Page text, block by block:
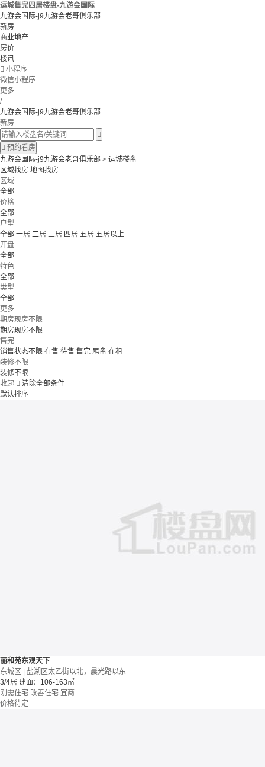
运城售完四居楼盘-九游会国际
九游会国际-j9九游会老哥俱乐部
新房
商业地产
房价
楼讯
 小程序
微信小程序
更多
/
九游会国际-j9九游会老哥俱乐部
新房

 预约看房
九游会国际-j9九游会老哥俱乐部 > 运城楼盘
区域找房 地图找房
区域
全部
价格
全部
户型
全部 一居 二居 三居 四居 五居 五居以上
开盘
全部
特色
全部
类型
全部
更多
期房现房不限
期房现房不限
售完
销售状态不限 在售 待售 售完 尾盘 在租
装修不限
装修不限
收起  清除全部条件
默认排序
丽和苑东观天下
东城区 | 盐湖区太乙街以北，晨光路以东
3/4居 建面：106-163㎡
刚需住宅 改善住宅 宜商
价格待定